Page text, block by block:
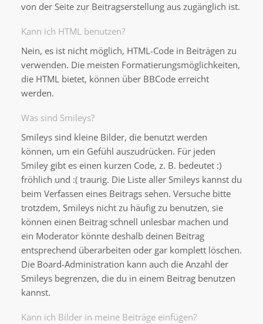
von der Seite zur Beitragserstellung aus zugänglich ist.
Kann ich HTML benutzen?
Nein, es ist nicht möglich, HTML-Code in Beiträgen zu
verwenden. Die meisten Formatierungsmöglichkeiten,
die HTML bietet, können über BBCode erreicht
werden.
Was sind Smileys?
Smileys sind kleine Bilder, die benutzt werden
können, um ein Gefühl auszudrücken. Für jeden
Smiley gibt es einen kurzen Code, z. B. bedeutet :)
fröhlich und :( traurig. Die Liste aller Smileys kannst du
beim Verfassen eines Beitrags sehen. Versuche bitte
trotzdem, Smileys nicht zu häufig zu benutzen, sie
können einen Beitrag schnell unlesbar machen und
ein Moderator könnte deshalb deinen Beitrag
entsprechend überarbeiten oder gar komplett löschen.
Die Board-Administration kann auch die Anzahl der
Smileys begrenzen, die du in einem Beitrag benutzen
kannst.
Kann ich Bilder in meine Beiträge einfügen?